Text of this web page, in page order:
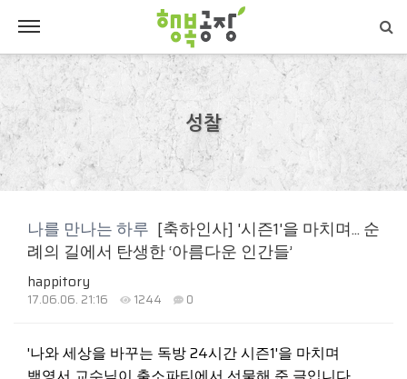
성찰
나를 만나는 하루 [축하인사] '시즌1'을 마치며... 순
례의 길에서 탄생한 ‘아름다운 인간들’
happitory
17.06.06. 21:16 1244 0
'나와 세상을 바꾸는 독방 24시간 시즌1'을 마치며